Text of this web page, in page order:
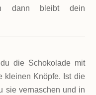
dann bleibt dein
die Schokolade mit
kleinen Knöpfe. Ist die
sie vernaschen und in